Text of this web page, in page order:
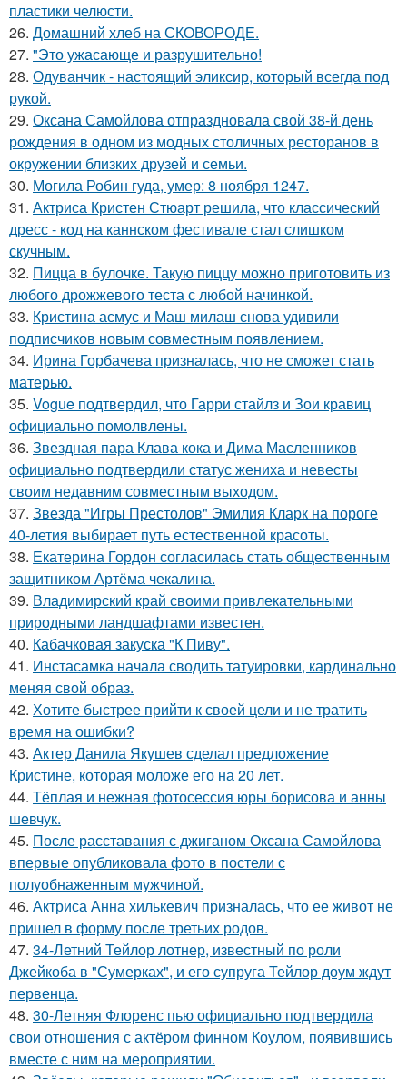
пластики челюсти.
26. Домашний хлеб на СКОВОРОДЕ.
27. "Это ужасающе и разрушительно!
28. Одуванчик - настоящий эликсир, который всегда под
рукой.
29. Оксана Самойлова отпраздновала свой 38-й день
рождения в одном из модных столичных ресторанов в
окружении близких друзей и семьи.
30. Могила Робин гуда, умер: 8 ноября 1247.
31. Актриса Кристен Стюарт решила, что классический
дресс - код на каннском фестивале стал слишком
скучным.
32. Пицца в булочке. Такую пиццу можно приготовить из
любого дрожжевого теста с любой начинкой.
33. Кристина асмус и Маш милаш снова удивили
подписчиков новым совместным появлением.
34. Ирина Горбачева призналась, что не сможет стать
матерью.
35. Vogue подтвердил, что Гарри стайлз и Зои кравиц
официально помолвлены.
36. Звездная пара Клава кока и Дима Масленников
официально подтвердили статус жениха и невесты
своим недавним совместным выходом.
37. Звезда "Игры Престолов" Эмилия Кларк на пороге
40-летия выбирает путь естественной красоты.
38. Екатерина Гордон согласилась стать общественным
защитником Артёма чекалина.
39. Владимирский край своими привлекательными
природными ландшафтами известен.
40. Кабачковая закуска "К Пиву".
41. Инстасамка начала сводить татуировки, кардинально
меняя свой образ.
42. Хотите быстрее прийти к своей цели и не тратить
время на ошибки?
43. Актер Данила Якушев сделал предложение
Кристине, которая моложе его на 20 лет.
44. Тёплая и нежная фотосессия юры борисова и анны
шевчук.
45. После расставания с джиганом Оксана Самойлова
впервые опубликовала фото в постели с
полуобнаженным мужчиной.
46. Актриса Анна хилькевич призналась, что ее живот не
пришел в форму после третьих родов.
47. 34-Летний Тейлор лотнер, известный по роли
Джейкоба в "Сумерках", и его супруга Тейлор доум ждут
первенца.
48. 30-Летняя Флоренс пью официально подтвердила
свои отношения с актёром финном Коулом, появившись
вместе с ним на мероприятии.